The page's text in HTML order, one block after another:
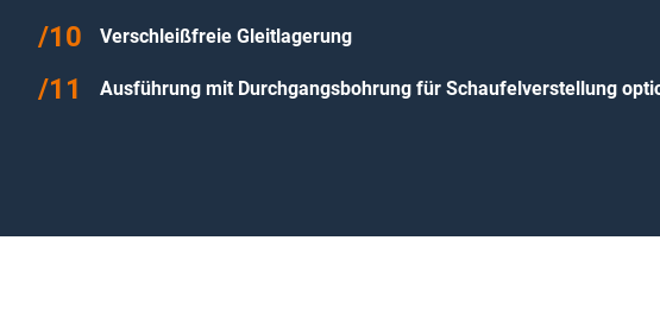
Verschleißfreie Gleitlagerung
Ausführung mit Durchgangsbohrung für Schaufelverstellung